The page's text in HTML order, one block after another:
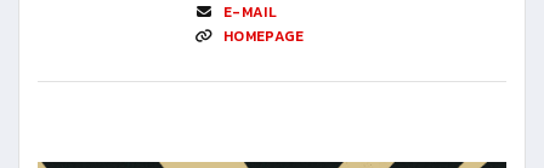
E-MAIL
HOMEPAGE